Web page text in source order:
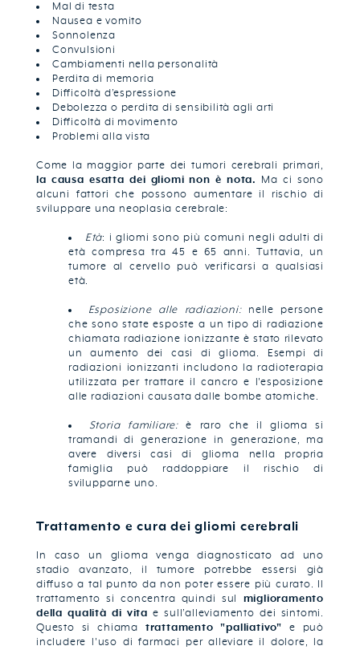
Mal di testa
Nausea e vomito
Sonnolenza
Convulsioni
Cambiamenti nella personalità
Perdita di memoria
Difficoltà d’espressione
Debolezza o perdita di sensibilità agli arti
Difficoltà di movimento
Problemi alla vista
Come la maggior parte dei tumori cerebrali primari,
la causa esatta dei gliomi non è nota. Ma ci sono
alcuni fattori che possono aumentare il rischio di
sviluppare una neoplasia cerebrale:
Età: i gliomi sono più comuni negli adulti di
età compresa tra 45 e 65 anni. Tuttavia, un
tumore al cervello può verificarsi a qualsiasi
età.
Esposizione alle radiazioni:nelle persone
che sono state esposte a un tipo di radiazione
chiamata radiazione ionizzante è stato rilevato
un aumento dei casi di glioma. Esempi di
radiazioni ionizzanti includono la radioterapia
utilizzata per trattare il cancro e l'esposizione
alle radiazioni causata dalle bombe atomiche.
Storia familiare:è raro che il glioma si
tramandi di generazione in generazione, ma
avere diversi casi di glioma nella propria
famiglia può raddoppiare il rischio di
svilupparne uno.
Trattamento e cura dei gliomi cerebrali
In caso un glioma venga diagnosticato ad uno
stadio avanzato, il tumore potrebbe essersi già
diffuso a tal punto da non poter essere più curato. Il
trattamento si concentra quindi sul miglioramento
della qualità di vita e sull’alleviamento dei sintomi.
Questo si chiama trattamento "palliativo" e può
includere l'uso di farmaci per alleviare il dolore, la